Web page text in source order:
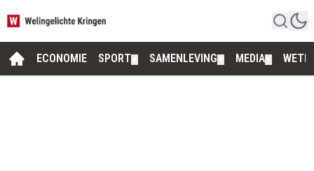
ECONOMIE SPORT SAMENLEVING MEDIA